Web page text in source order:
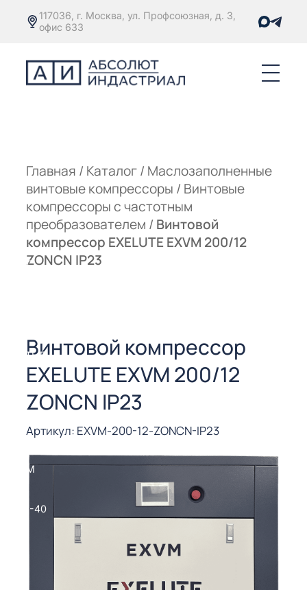
117036, г. Москва, ул. Профсоюзная, д. 3,
офис 633
Главная / Каталог/ Маслозаполненные
винтовые компрессоры / Винтовые
компрессоры с частотным
преобразователем / Винтовой
компрессор EXELUTE EXVM 200/12
ZONCN IP23
Винтовой компрессор
EXELUTE EXVM 200/12
ZONCN IP23
Артикул: EXVM-200-12-ZONCN-IP23
С
(3-40